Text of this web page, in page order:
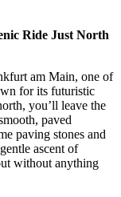
Ride Just North
am Main, one of
for its futuristic
you’ll leave the
paved
paving stones and
ascent of
without anything